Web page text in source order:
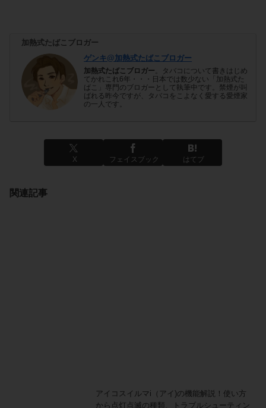
加熱式たばこブロガー
ゲンキ@加熱式たばこブロガー
加熱式たばこブロガー 。タバコについて書きはじめ
てかれこれ6年・・・日本では数少ない「加熱式た
ばこ」専門のブロガーとして執筆中です。禁煙が叫
ばれる昨今ですが、タバコをこよなく愛する愛煙家
の一人です。
X フェイスブック はてブ
関連記事
アイコスイルマi（アイ)の機能解説！使い方
から点灯点滅の種類、トラブルシューティン